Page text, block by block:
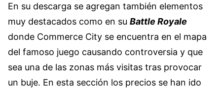
En su descarga se agregan también elementos
muy destacados como en su Battle Royale
donde Commerce City se encuentra en el mapa
del famoso juego causando controversia y que
sea una de las zonas más visitas tras provocar
un buje. En esta sección los precios se han ido